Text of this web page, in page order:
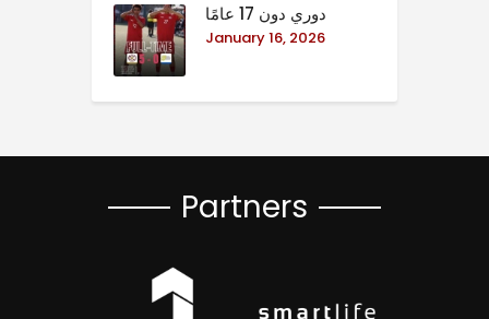
دوري دون 17 عامًا
January 16, 2026
Partners